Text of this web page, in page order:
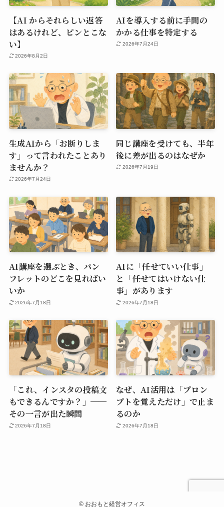
【AI からそれらしい返答
はあるけれど、ピンとこな
い】
2026年8月2日
AIを導入する前に手間の
かかる仕事を特定する
2026年7月24日
生成AIから「お断りしま
す」って言われたことあり
ませんか？
2026年7月24日
同じ講座を受けても、半年
後に差が出るのはなぜか
2026年7月19日
AI講座を選ぶとき、パン
フレットのどこを見ればい
いか
2026年7月18日
AIに「任せていい仕事」
と「任せてはいけない仕
事」があります
2026年7月18日
「これ、インスタの投稿文
もできるんですか？」──
その一言が出た瞬間
2026年7月18日
なぜ、AI活用は「プロン
プトを覚えただけ」で止ま
るのか
2026年7月18日
© おおもと経営オフィス